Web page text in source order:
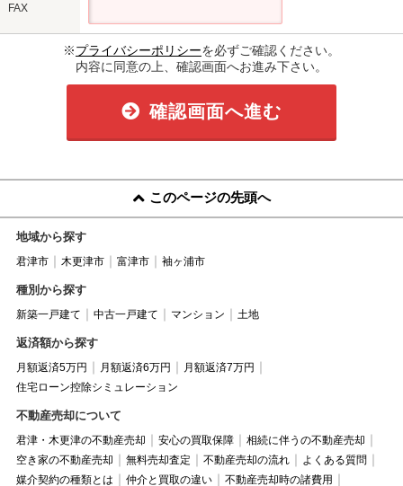
FAX
※プライバシーポリシーを必ずご確認ください。
内容に同意の上、確認画面へお進み下さい。
確認画面へ進む
このページの先頭へ
地域から探す
君津市 木更津市 富津市 袖ヶ浦市
種別から探す
新築一戸建て 中古一戸建て マンション 土地
返済額から探す
月額返済5万円 月額返済6万円
月額返済7万円
住宅ローン控除シミュレーション
不動産売却について
君津・木更津の不動産売却 安心の買取保障
相続に伴うの不動産売却
空き家の不動産売却
無料売却査定 不動産売却の流れ
よくある質問
媒介契約の種類とは
仲介と買取の違い
不動産売却時の諸費用